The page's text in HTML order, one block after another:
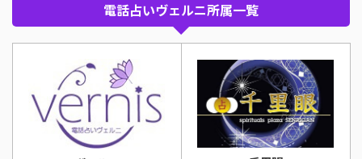
電話占いヴェルニ所属一覧